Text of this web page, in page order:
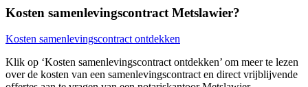
Kosten samenlevingscontract Metslawier?
Kosten samenlevingscontract ontdekken
Klik op ‘Kosten samenlevingscontract ontdekken’ om meer te lezen
over de kosten van een samenlevingscontract en direct vrijblijvende